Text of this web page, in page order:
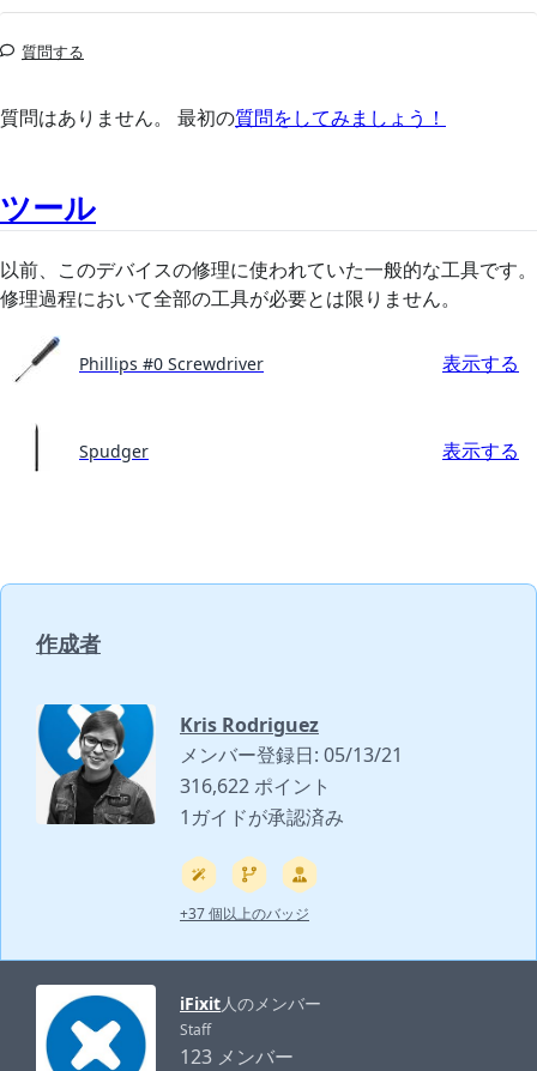
質問する
質問はありません。 最初の質問をしてみましょう！
ツール
以前、このデバイスの修理に使われていた一般的な工具です。
修理過程において全部の工具が必要とは限りません。
Phillips #0 Screwdriver 表示する
Spudger 表示する
作成者
Kris Rodriguez
メンバー登録日: 05/13/21
316,622 ポイント
1ガイドが承認済み
+37 個以上のバッジ
iFixit人のメンバー
Staff
123 メンバー